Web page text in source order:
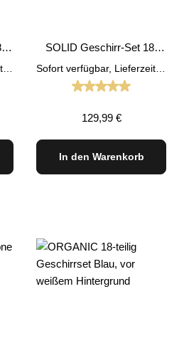
Bewertung von 5 von 5 Sternen
SOLID Geschirr-Set 18-
Steinzeug Beige
Durchschnittliche
Regulärer Preis:
129,99 €
In den Warenkorb